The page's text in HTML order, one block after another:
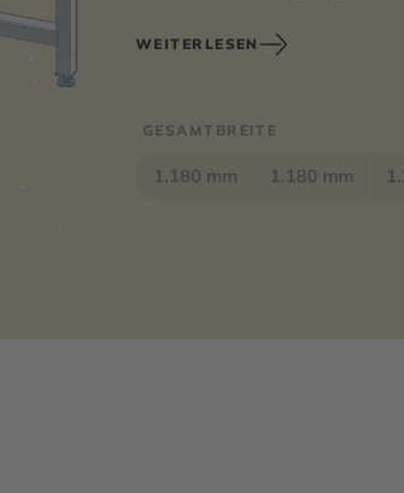
Abmessungen 1380 x
WEITERLESEN
GESAMTBREITE
1.180 mm 1.180 mm